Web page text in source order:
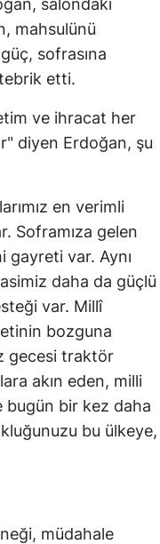
salondaki
mahsulünü
sofrasına
etti.
ve ihracat her
diyen Erdoğan, şu
en verimli
Soframıza gelen
var. Aynı
daha da güçlü
var. Millî
bozguna
gecesi traktör
akın eden, milli
bugün bir kez daha
bu ülkeye,
müdahale